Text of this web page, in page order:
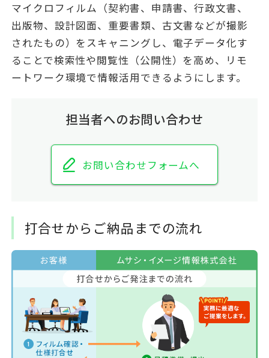
マイクロフィルム（契約書、申請書、行政文書、
出版物、設計図面、重要書類、古文書などが撮影
されたもの）をスキャニングし、電子データ化す
ることで検索性や閲覧性（公開性）を高め、リモ
ートワーク環境で情報活用できるようにします。
担当者へのお問い合わせ
お問い合わせフォームへ
打合せからご納品までの流れ